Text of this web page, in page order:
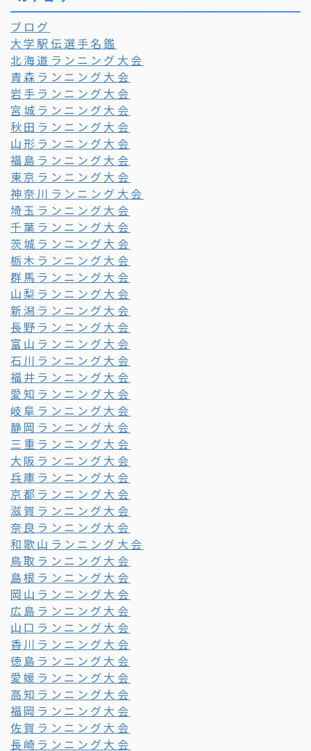
ブログ
大学駅伝選手名鑑
北海道ランニング大会
青森ランニング大会
岩手ランニング大会
宮城ランニング大会
秋田ランニング大会
山形ランニング大会
福島ランニング大会
東京ランニング大会
神奈川ランニング大会
埼玉ランニング大会
千葉ランニング大会
茨城ランニング大会
栃木ランニング大会
群馬ランニング大会
山梨ランニング大会
新潟ランニング大会
長野ランニング大会
富山ランニング大会
石川ランニング大会
福井ランニング大会
愛知ランニング大会
岐阜ランニング大会
静岡ランニング大会
三重ランニング大会
大阪ランニング大会
兵庫ランニング大会
京都ランニング大会
滋賀ランニング大会
奈良ランニング大会
和歌山ランニング大会
鳥取ランニング大会
島根ランニング大会
岡山ランニング大会
広島ランニング大会
山口ランニング大会
香川ランニング大会
徳島ランニング大会
愛媛ランニング大会
高知ランニング大会
福岡ランニング大会
佐賀ランニング大会
長崎ランニング大会